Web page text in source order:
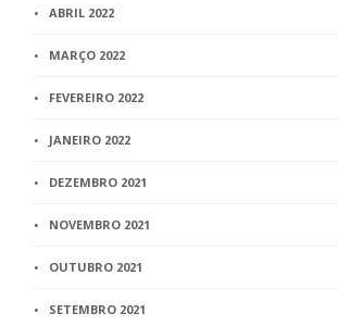
ABRIL 2022
MARÇO 2022
FEVEREIRO 2022
JANEIRO 2022
DEZEMBRO 2021
NOVEMBRO 2021
OUTUBRO 2021
SETEMBRO 2021